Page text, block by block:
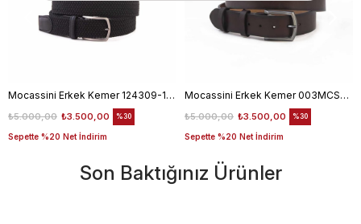
Mocassini Erkek Kemer 124309-100
₺3.500,00
₺5.000,00
Sepette %20 Net İndirim
%30
Mocassini Erkek Kemer 003MCSN B3245
₺3.500,00
₺5.000,00
Sepette %20 Net İndirim
%30
Son Baktığınız Ürünler